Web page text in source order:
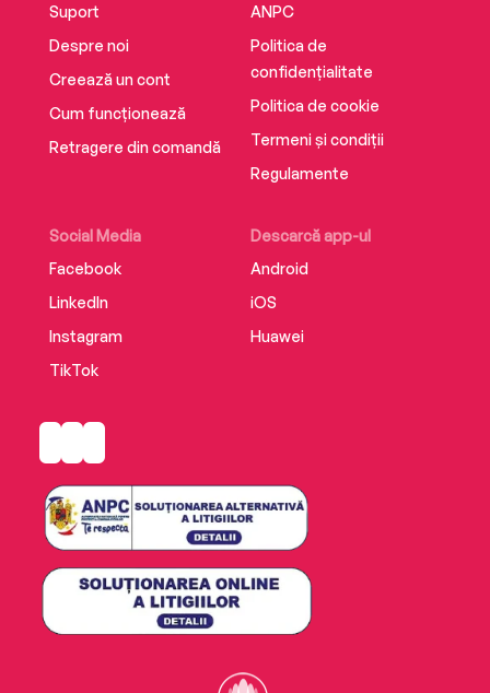
Suport
Despre noi
Creează un cont
Cum funcționează
Retragere din comandă
Social Media
Facebook
LinkedIn
Instagram
TikTok
Descarcă app-ul
Android
iOS
Huawei
ANPC
Politica de
confidențialitate
Politica de cookie
Termeni și condiții
Regulamente